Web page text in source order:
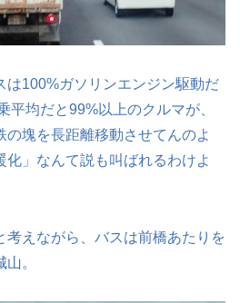
は100%ガソリンエンジン駆動だ
平均だと99%以上のクルマが、
の塊を長距離移動させてんのよ
化」なんて説も叫ばれるわけよ
考えながら、バスは前橋あたりを
。